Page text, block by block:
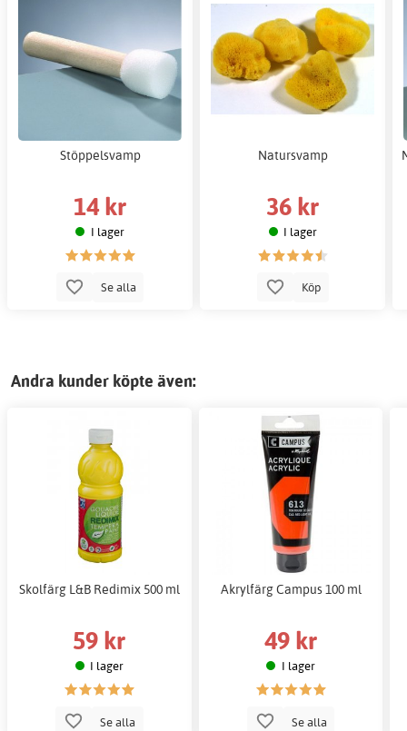
Stöppelsvamp
14 kr
I lager
Se alla
Natursvamp
36 kr
I lager
Köp
Andra kunder köpte även:
Skolfärg L&B Redimix 500 ml
59 kr
I lager
Se alla
Akrylfärg Campus 100 ml
49 kr
I lager
Se alla